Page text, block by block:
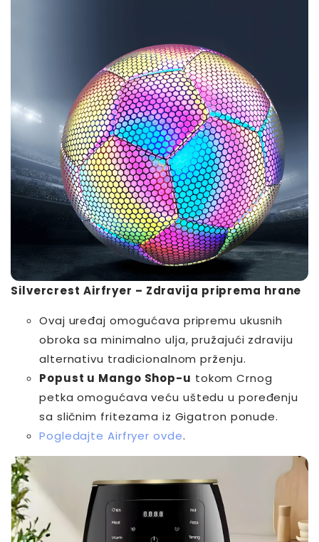
Silvercrest Airfryer – Zdravija priprema hrane
Ovaj uređaj omogućava pripremu ukusnih
obroka sa minimalno ulja, pružajući zdraviju
alternativu tradicionalnom prženju.
Popust u Mango Shop-u tokom Crnog
petka omogućava veću uštedu u poređenju
sa sličnim fritezama iz Gigatron ponude.
Pogledajte Airfryer ovde.